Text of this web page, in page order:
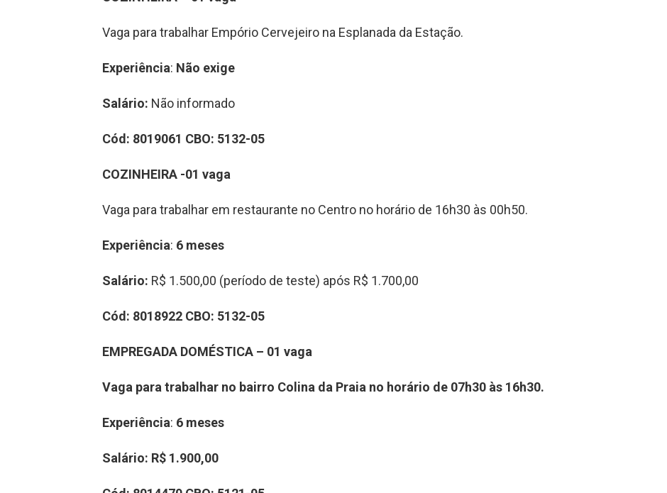
Vaga para trabalhar Empório Cervejeiro na Esplanada da Estação.
Experiência: Não exige
Salário: Não informado
Cód: 8019061 CBO: 5132-05
COZINHEIRA -01 vaga
Vaga para trabalhar em restaurante no Centro no horário de 16h30 às 00h50.
Experiência: 6 meses
Salário: R$ 1.500,00 (período de teste) após R$ 1.700,00
Cód: 8018922 CBO: 5132-05
EMPREGADA DOMÉSTICA – 01 vaga
Vaga para trabalhar no bairro Colina da Praia no horário de 07h30 às 16h30.
Experiência: 6 meses
Salário: R$ 1.900,00